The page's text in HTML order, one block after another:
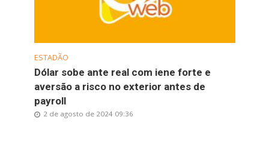
ESTADÃO
Dólar sobe ante real com iene forte e
aversão a risco no exterior antes de
payroll
2 de agosto de 2024 09:36